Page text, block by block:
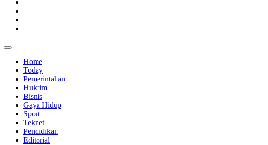
Home
Today
Pemerintahan
Hukrim
Bisnis
Gaya Hidup
Sport
Teknet
Pendidikan
Editorial